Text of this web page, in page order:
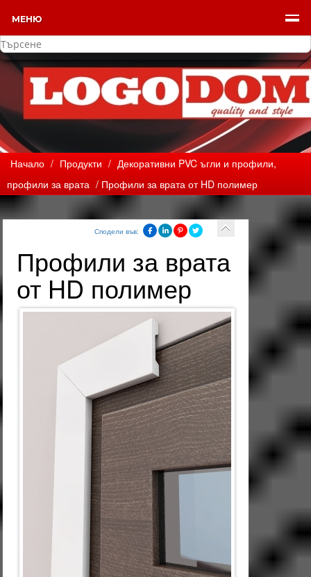
МЕНЮ
Начало / Продукти / Декоративни PVC ъгли и профили,
профили за врата / Профили за врата от HD полимер
Сподели във:
Профили за врата
от HD полимер